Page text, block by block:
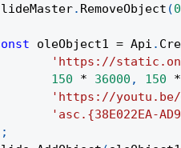
. RemoveObject (0
oleObject1 = Api .
'https://
150
* 36000 , 150 *
'https://youtu.be/
'asc.{38E022EA-
;